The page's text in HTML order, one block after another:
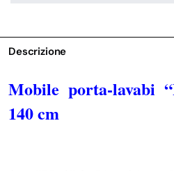
Descrizione
Mobile porta-lavabi
140 cm